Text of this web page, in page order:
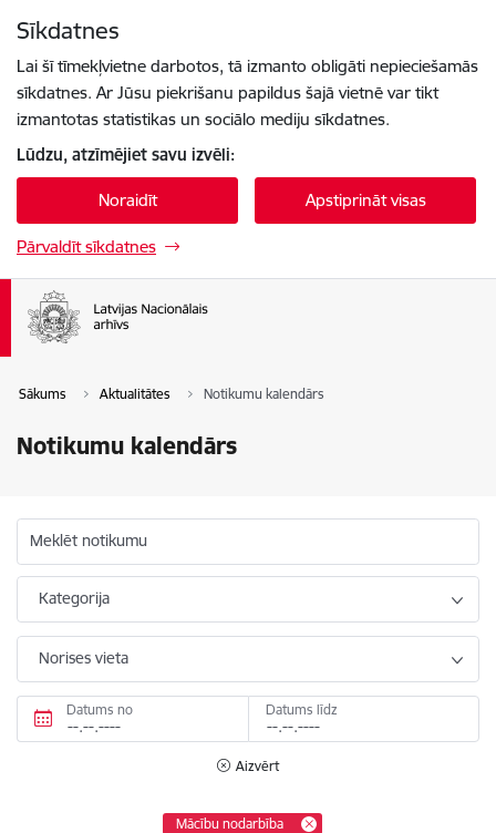
Sīkdatnes
Lai šī tīmekļvietne darbotos, tā izmanto obligāti nepieciešamās
sīkdatnes. Ar Jūsu piekrišanu papildus šajā vietnē var tikt
izmantotas statistikas un sociālo mediju sīkdatnes.
Lūdzu, atzīmējiet savu izvēli:
Noraidīt Apstiprināt visas
Pārvaldīt sīkdatnes
Sākums Aktualitātes Notikumu kalendārs
Notikumu kalendārs
Meklēt notikumu
Kategorija
Norises vieta
Datums no Datums līdz
Aizvērt
Mācību nodarbība